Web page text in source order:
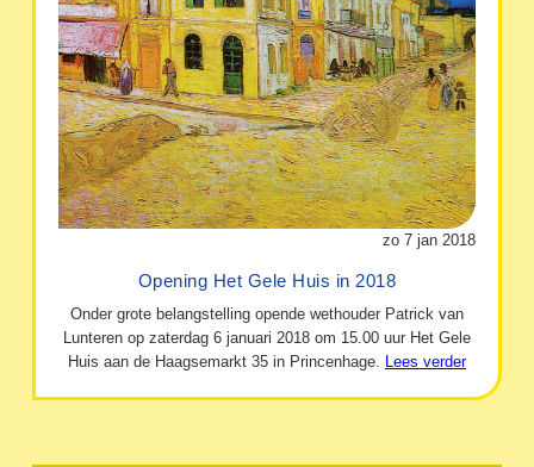
zo 7 jan 2018
Opening Het Gele Huis in 2018
Onder grote belangstelling opende wethouder Patrick van
Lunteren op zaterdag 6 januari 2018 om 15.00 uur Het Gele
Huis aan de Haagsemarkt 35 in Princenhage. Lees verder